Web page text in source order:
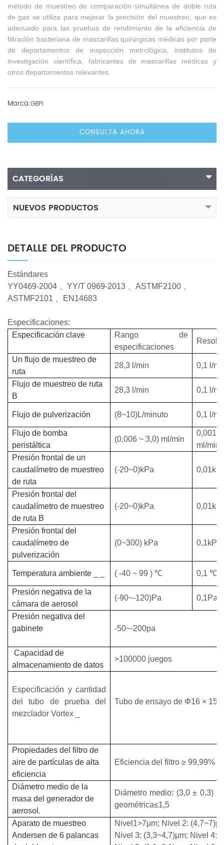
método de muestreo de comparación simultánea de doble ruta
de gas se utiliza para mejorar la precisión del muestreo, que es
adecuado para las pruebas de rendimiento de la eficiencia de
filtración bacteriana de mascarillas quirúrgicas médicas por parte
de departamentos de inspección metrológica, institutos de
investigación científica, fabricantes de mascarillas médicas y
otros departamentos relevantes.
Marca:GBPI
CONSULTA AHORA
CATEGORÍAS
NUEVOS PRODUCTOS
DETALLE DEL PRODUCTO
Estándares
YY0469-2004 、 YY/T 0969-2013 、 ASTMF2100 、
ASTMF2101 、 EN14683
Especificaciones:
Especificación clave
Rango de
especificaciones
Un flujo de muestreo de
ruta
28,3 l/min 0,1 l/
Flujo de muestreo de ruta
B
28,3 l/min 0,1 l/
Flujo de pulverización (8~10)L/minuto 0,1 l/
Flujo de bomba
peristáltica
(0,006 ~ 3,0) ml/min
0,001
ml/
Presión frontal de un
caudalímetro de muestreo
de ruta
(-20~0)kPa
Presión frontal del
caudalímetro de muestreo
de ruta B
(-20~0)kPa
Presión frontal del
caudalímetro de
pulverización
(0~300) kPa 0,1kPa
Temperatura ambiente ( -40 ~ 99 ) ℃ 0,1 ℃
Presión negativa de la
cámara de aerosol
(-90~-120)Pa 0,1Pa
Presión negativa del
gabinete
-50~-200pa
Capacidad de
almacenamiento de datos
>100000 juegos
Especificación y cantidad
del
tubo de pruebadel
mezclador Vortex
Tubo de ensayo de Φ16 ×
Propiedades del filtro de
aire de partículas de alta
eficiencia
Eficiencia del filtro ≥ 99,99%
Diámetro medio de la
masa del generador de
aerosol.
Diámetro medio: (3,0 ± 0,3)
geométrica≤1,5
Aparato de muestreo
Andersen de 6 palancas
Nivel1>7μm; Nivel 2:
Nivel 3: (3,3~4,7)μm; Nivel 4: